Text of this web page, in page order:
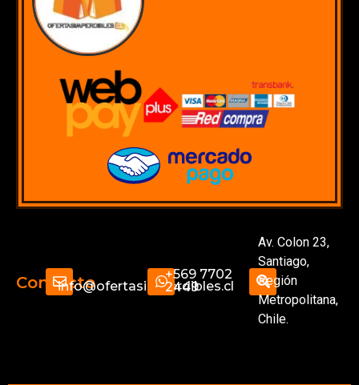
Contactoinfo@ofertasimperdibles.cl
+569 7702
2449
Av. Colon 23,
Santiago,
Región
Metropolitana,
Chile.